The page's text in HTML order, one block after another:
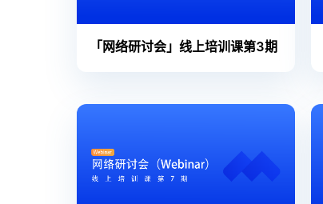
「网络研讨会」线上培训课第3期